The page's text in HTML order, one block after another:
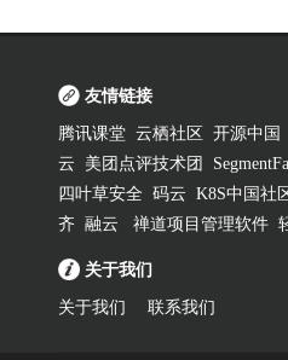
友情链接
腾讯课堂 云栖社区 开源中国
云
美团点评技术团
四叶草安全 码云 K8S中国社
齐 融云 禅道项目管理软件
关于我们
关于我们 联系我们